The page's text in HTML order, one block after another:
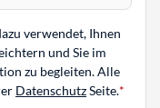
verwendet, Ihnen
und Sie im
zu begleiten. Alle
DatenschutzSeite.